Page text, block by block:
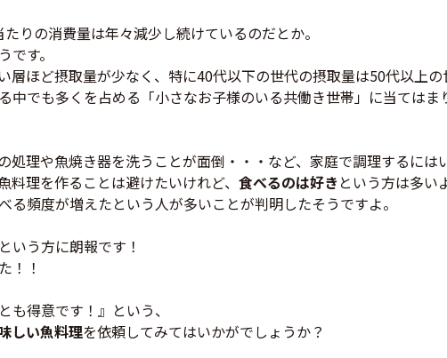
りの消費量は年々減少し続けているのだとか。
す。
層ほど摂取量が少なく、特に40代以下の世代の摂取量は50代以上
中でも多くを占める「小さなお子様のいる共働き世帯」に当てはま
処理や魚焼き器を洗うことが面倒・・・など、家庭で調理するに
理を作ることは避けたいけれど、 食べるのは好き という方は多い
頻度が増えたという人が多いことが判明したそうですよ。
いう方に朗報です！
！！
も得意です！』という、
しい魚料理を依頼してみてはいかがでしょうか？